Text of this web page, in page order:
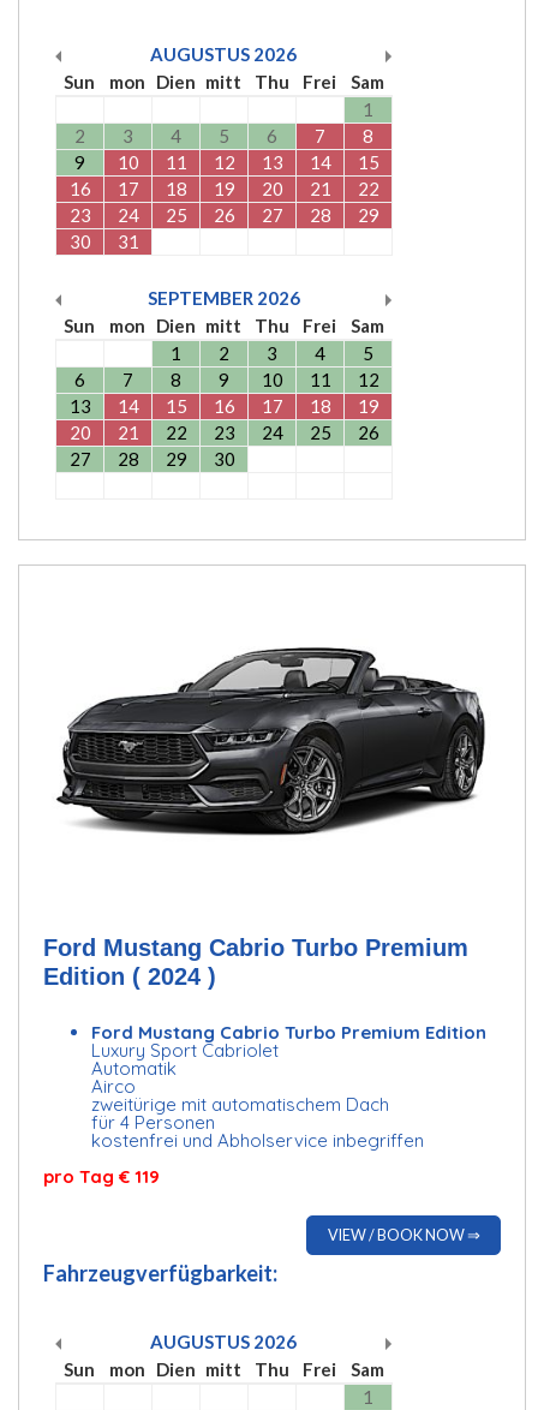
AUGUSTUS 2026
Sun
mon Dien mitt Thu Frei
Sam
1
2
3 4 5 6 7
8
9
10 11 12 13 14
15
16
17 18 19 20 21
22
23
24 25 26 27 28
29
30
31
SEPTEMBER 2026
Sun
mon Dien mitt Thu Frei
Sam
1
2 3 4
5
6
7 8 9 10 11
12
13
14 15 16 17 18
19
20
21 22 23 24 25
26
27
28 29 30
Ford Mustang Cabrio Turbo Premium
Edition ( 2024 )
Ford Mustang Cabrio Turbo Premium Edition
Luxury Sport Cabriolet
Automatik
Airco
zweitürige mit automatischem Dach
für 4 Personen
kostenfrei und Abholservice inbegriffen
pro Tag € 119
VIEW / BOOK NOW ⇒
Fahrzeugverfügbarkeit:
AUGUSTUS 2026
Sun
mon Dien mitt Thu Frei
Sam
1